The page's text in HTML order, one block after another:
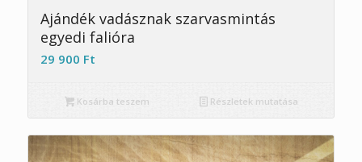
5.00
Ajándék vadásznak szarvasmintás
egyedi falióra
29 900 Ft
Kosárba teszem Részletek mutatása